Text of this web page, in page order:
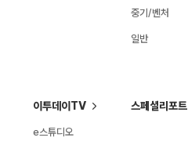
중기/벤처
일반
이투데이TV
e스튜디오
스페셜리포트